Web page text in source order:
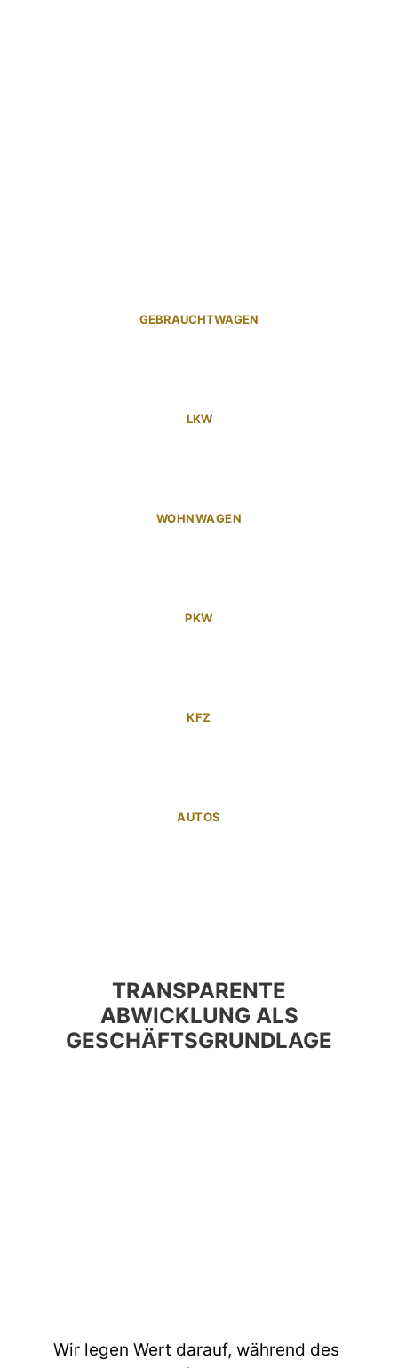
GEBRAUCHTWAGEN
LKW
WOHNWAGEN
PKW
KFZ
AUTOS
TRANSPARENTE
ABWICKLUNG ALS
GESCHÄFTSGRUNDLAGE
Wir legen Wert darauf, während des